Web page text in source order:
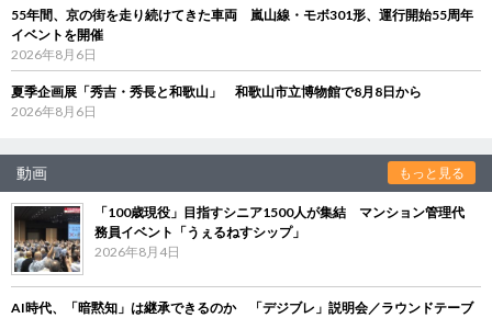
55年間、京の街を走り続けてきた車両 嵐山線・モボ301形、運行開始55周年
イベントを開催
2026年8月6日
夏季企画展「秀吉・秀長と和歌山」 和歌山市立博物館で8月8日から
2026年8月6日
動画 もっと見る
「100歳現役」目指すシニア1500人が集結 マンション管理代
務員イベント「うぇるねすシップ」
2026年8月4日
AI時代、「暗黙知」は継承できるのか 「デジブレ」説明会／ラウンドテーブ